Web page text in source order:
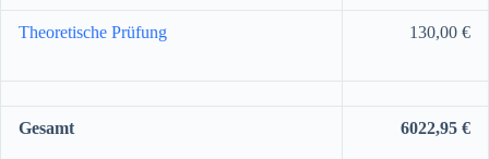
Theoretische Prüfung 130,00 €
Gesamt 6022,95 €